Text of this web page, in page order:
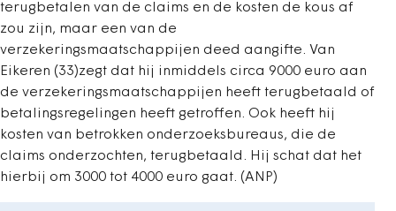
terugbetalen van de claims en de kosten de kous af
zou zijn, maar een van de
verzekeringsmaatschappijen deed aangifte. Van
Eikeren (33)zegt dat hij inmiddels circa 9000 euro aan
de verzekeringsmaatschappijen heeft terugbetaald of
betalingsregelingen heeft getroffen. Ook heeft hij
kosten van betrokken onderzoeksbureaus, die de
claims onderzochten, terugbetaald. Hij schat dat het
hierbij om 3000 tot 4000 euro gaat. (ANP)